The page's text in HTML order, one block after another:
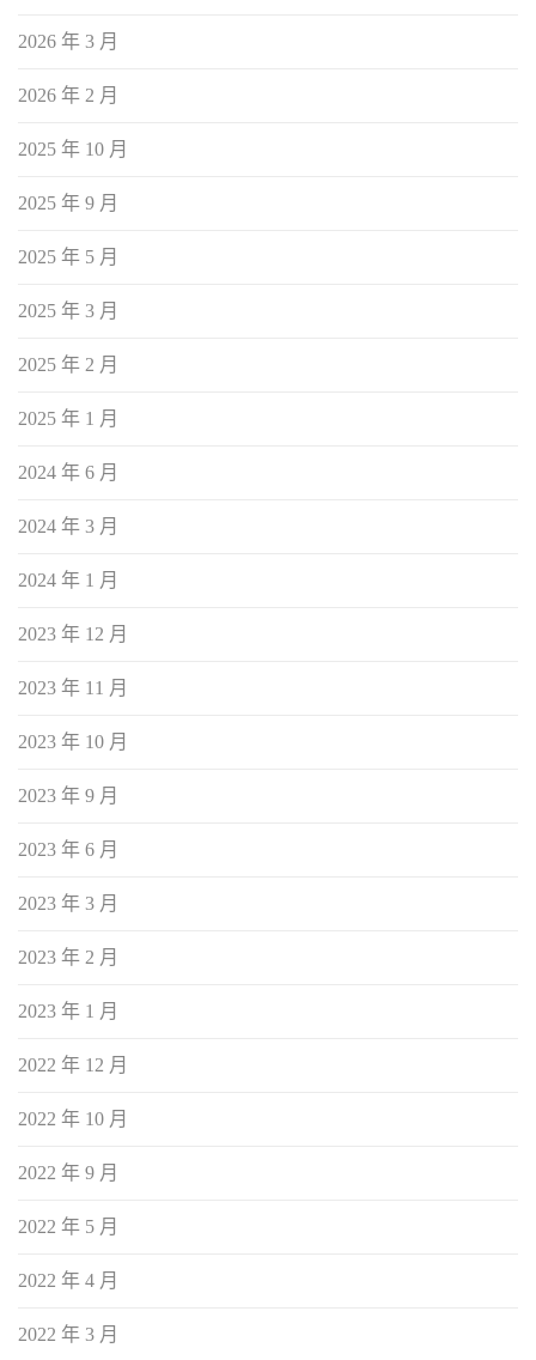
2026 年 3 月
2026 年 2 月
2025 年 10 月
2025 年 9 月
2025 年 5 月
2025 年 3 月
2025 年 2 月
2025 年 1 月
2024 年 6 月
2024 年 3 月
2024 年 1 月
2023 年 12 月
2023 年 11 月
2023 年 10 月
2023 年 9 月
2023 年 6 月
2023 年 3 月
2023 年 2 月
2023 年 1 月
2022 年 12 月
2022 年 10 月
2022 年 9 月
2022 年 5 月
2022 年 4 月
2022 年 3 月